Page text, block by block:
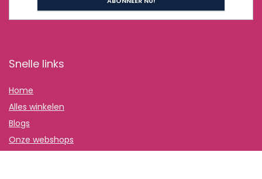
Snelle links
Home
Alles winkelen
Blogs
Onze webshops